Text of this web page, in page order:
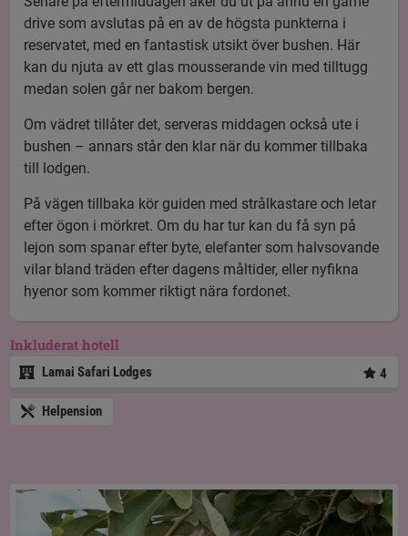
drive som avslutas på en av de högsta punkterna i
reservatet, med en fantastisk utsikt över bushen. Här
kan du njuta av ett glas mousserande vin med tilltugg
medan solen går ner bakom bergen.
Om vädret tillåter det, serveras middagen också ute i
bushen – annars står den klar när du kommer tillbaka
till lodgen.
På vägen tillbaka kör guiden med strålkastare och letar
efter ögon i mörkret. Om du har tur kan du få syn på
lejon som spanar efter byte, elefanter som halvsovande
vilar bland träden efter dagens måltider, eller nyfikna
hyenor som kommer riktigt nära fordonet.
Inkluderat hotell
Lamai Safari Lodges 4
Helpension